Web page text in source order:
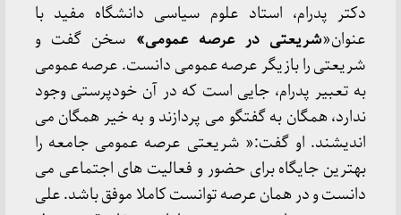
دکتر پدرام، استاد علوم سیاسی دانشگاه مفید با
عنوان«شریعتی در عرصه عمومی» سخن گفت و
شریعتی را بازیگر عرصه عمومی دانست. عرصه عمومی
به تعبیر پدرام، جایی است که در آن خودپرستی وجود
ندارد، همگان به گفتگو می پردازند و به خیر همگان می
اندیشند. او گفت:« شریعتی عرصه عمومی جامعه را
بهترین جایگاه برای حضور و فعالیت های اجتماعی می
دانست و در همان عرصه توانست کاملا موفق باشد. علی